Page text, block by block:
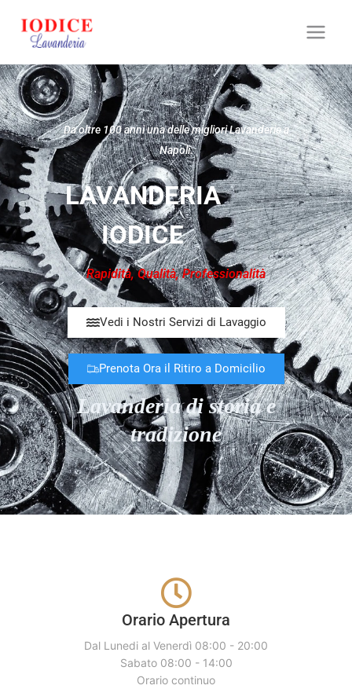
Da oltre 100 anni una delle migliori Lavanderie a
Napoli.
LAVANDERIA
IODICE
Rapidità, Qualità, Professionalità
Vedi i Nostri Servizi di Lavaggio
Prenota Ora il Ritiro a Domicilio
Lavanderia di storia e
tradizione
Orario Apertura
Dal Lunedi al Venerdì 08:00 - 20:00
Sabato 08:00 - 14:00
Orario continuo